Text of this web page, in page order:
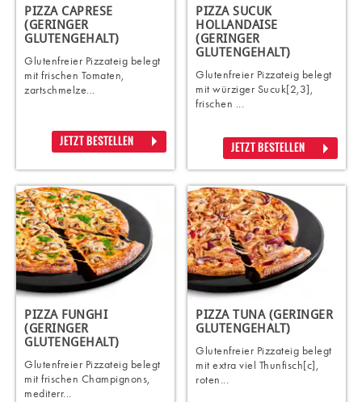
PIZZA CAPRESE
(GERINGER
GLUTENGEHALT)
Glutenfreier Pizzateig belegt
mit frischen Tomaten,
zartschmelze...
JETZT BESTELLEN
PIZZA SUCUK
HOLLANDAISE
(GERINGER
GLUTENGEHALT)
Glutenfreier Pizzateig belegt
mit würziger Sucuk[2,3],
frischen ...
JETZT BESTELLEN
PIZZA FUNGHI
(GERINGER
GLUTENGEHALT)
Glutenfreier Pizzateig belegt
mit frischen Champignons,
mediterr...
PIZZA TUNA (GERINGER
GLUTENGEHALT)
Glutenfreier Pizzateig belegt
mit extra viel Thunfisch[c],
roten...